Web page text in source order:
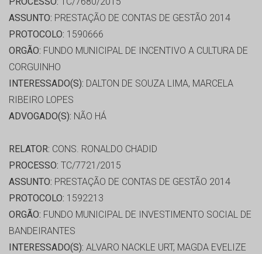
ASSUNTO: PRESTAÇÃO DE CONTAS DE GESTÃO 2014
PROTOCOLO: 1590666
ORGÃO: FUNDO MUNICIPAL DE INCENTIVO A CULTURA DE
CORGUINHO
INTERESSADO(S): DALTON DE SOUZA LIMA, MARCELA
RIBEIRO LOPES
ADVOGADO(S): NÃO HÁ
RELATOR: CONS. RONALDO CHADID
PROCESSO: TC/7721/2015
ASSUNTO: PRESTAÇÃO DE CONTAS DE GESTÃO 2014
PROTOCOLO: 1592213
ORGÃO: FUNDO MUNICIPAL DE INVESTIMENTO SOCIAL DE
BANDEIRANTES
INTERESSADO(S): ALVARO NACKLE URT, MAGDA EVELIZE